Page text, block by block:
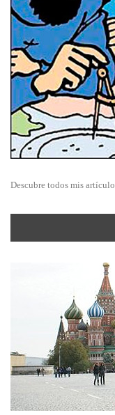
Descubre todos mis